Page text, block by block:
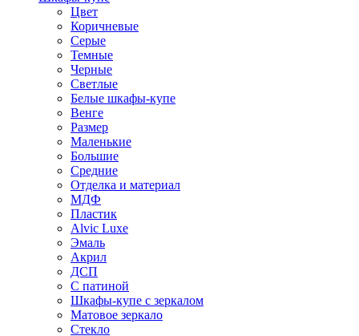
Цвет
Коричневые
Серые
Темные
Черные
Светлые
Белые шкафы-купе
Венге
Размер
Маленькие
Большие
Средние
Отделка и материал
МДФ
Пластик
Alvic Luxe
Эмаль
Акрил
ДСП
С патиной
Шкафы-купе с зеркалом
Матовое зеркало
Стекло